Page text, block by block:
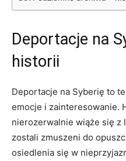
Deportacje na
historii
Deportacje na Syberię to
emocje i zainteresowanie.
nierozerwalnie wiąże się z
zostali zmuszeni do
osiedlenia się w